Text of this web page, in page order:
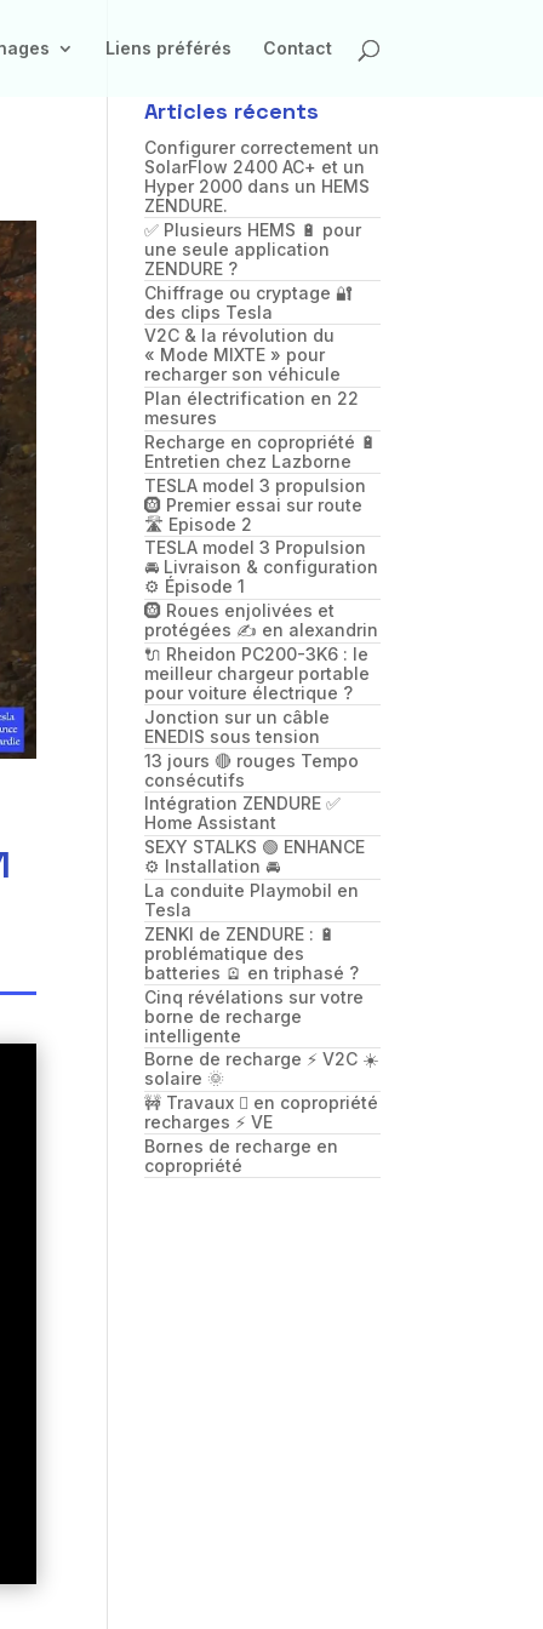
Liens préférés Contact
Articles récents
Configurer correctement un
SolarFlow 2400 AC+ et un
Hyper 2000 dans un HEMS
ZENDURE.
✅ Plusieurs HEMS 🔋 pour
une seule application
ZENDURE ?
Chiffrage ou cryptage 🔐
des clips Tesla
V2C & la révolution du
« Mode MIXTE » pour
recharger son véhicule
Plan électrification en 22
mesures
Recharge en copropriété 🔋
Entretien chez Lazborne
TESLA model 3 propulsion
🛞 Premier essai sur route
🛣️ Episode 2
TESLA model 3 Propulsion
🚘 Livraison & configuration
⚙️ Épisode 1
🛞 Roues enjolivées et
protégées ✍️ en alexandrin
🔌 Rheidon PC200-3K6 : le
meilleur chargeur portable
pour voiture électrique ?
Jonction sur un câble
ENEDIS sous tension
13 jours 🔴 rouges Tempo
consécutifs
Intégration ZENDURE ✅
Home Assistant
SEXY STALKS 🟢 ENHANCE
⚙️ Installation 🚘
La conduite Playmobil en
Tesla
ZENKI de ZENDURE : 🔋
problématique des
batteries 🪫 en triphasé ?
Cinq révélations sur votre
borne de recharge
intelligente
Borne de recharge ⚡️ V2C ☀️
solaire 🌞
🚧 Travaux 🪏 en copropriété
recharges ⚡️ VE
Bornes de recharge en
copropriété